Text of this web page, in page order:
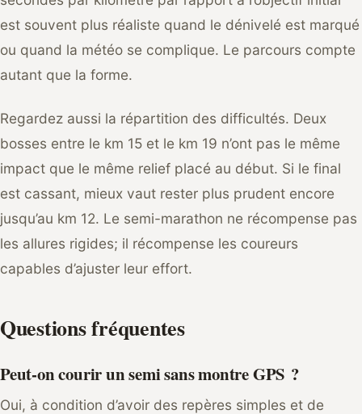
est souvent plus réaliste quand le dénivelé est marqué
ou quand la météo se complique. Le parcours compte
autant que la forme.
Regardez aussi la répartition des difficultés. Deux
bosses entre le km 15 et le km 19 n’ont pas le même
impact que le même relief placé au début. Si le final
est cassant, mieux vaut rester plus prudent encore
jusqu’au km 12. Le semi-marathon ne récompense pas
les allures rigides; il récompense les coureurs
capables d’ajuster leur effort.
Questions fréquentes
Peut-on courir un semi sans montre GPS ?
Oui, à condition d’avoir des repères simples et de